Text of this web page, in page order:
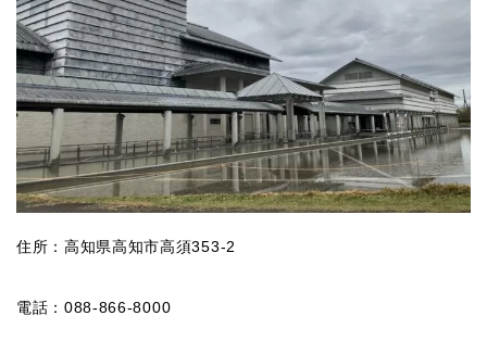
住所：高知県高知市高須353-2
電話：088-866-8000